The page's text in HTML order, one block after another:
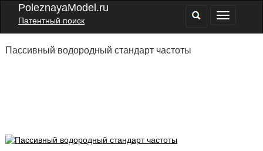
PoleznayaModel.ru
Патентный поиск
Пассивный водородный стандарт частоты